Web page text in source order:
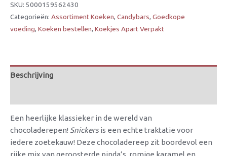
SKU: 5000159562430
Categorieën: Assortiment Koeken, Candybars, Goedkope
voeding, Koeken bestellen, Koekjes Apart Verpakt
Beschrijving
Een heerlijke klassieker in de wereld van
chocoladerepen! Snickersis een echte traktatie voor
iedere zoetekauw! Deze chocoladereep zit boordevol een